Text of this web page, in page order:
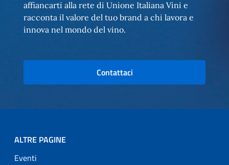
affiancarti alla rete di Unione Italiana Vini e
racconta il valore del tuo brand a chi lavora e
innova nel mondo del vino.
Contattaci
ALTRE PAGINE
Eventi